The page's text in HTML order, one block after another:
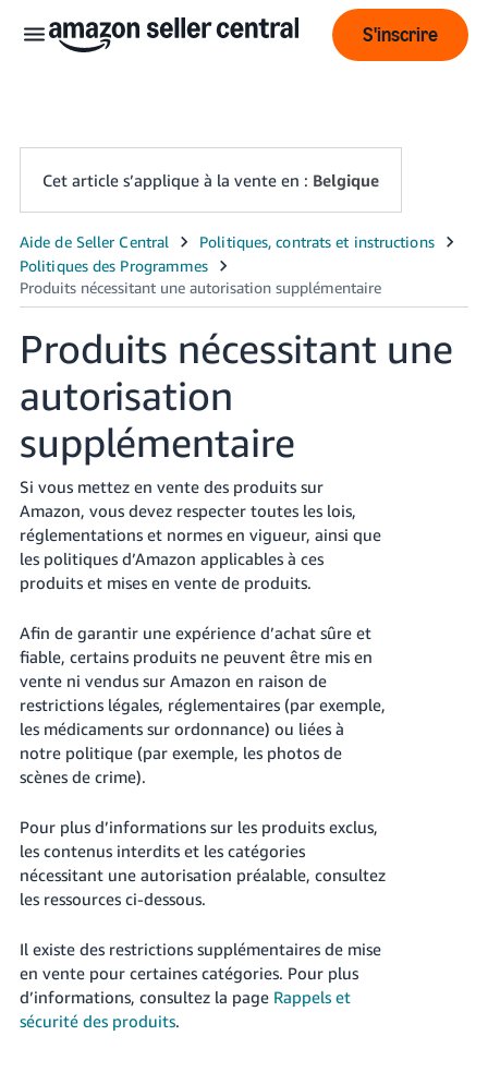
Français
BE
English
Login
S'inscrire
S'inscrire
Cet article s’applique à la vente en : Belgique
Produits nécessitant une
autorisation
supplémentaire
Si vous mettez en vente des produits sur
Amazon, vous devez respecter toutes les lois,
réglementations et normes en vigueur, ainsi que
les politiques d’Amazon applicables à ces
produits et mises en vente de produits.
Afin de garantir une expérience d’achat sûre et
fiable, certains produits ne peuvent être mis en
vente ni vendus sur Amazon en raison de
restrictions légales, réglementaires (par exemple,
les médicaments sur ordonnance) ou liées à
notre politique (par exemple, les photos de
scènes de crime).
Pour plus d’informations sur les produits exclus,
les contenus interdits et les catégories
nécessitant une autorisation préalable, consultez
les ressources ci-dessous.
Il existe des restrictions supplémentaires de mise
en vente pour certaines catégories. Pour plus
d’informations, consultez la page Rappels et
sécurité des produits.